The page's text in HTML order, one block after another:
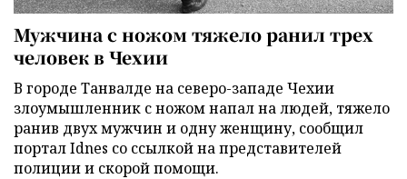
Мужчина с ножом тяжело ранил трех
человек в Чехии
В городе Танвалде на северо-западе Чехии
злоумышленник с ножом напал на людей, тяжело
ранив двух мужчин и одну женщину, сообщил
портал Idnes со ссылкой на представителей
полиции и скорой помощи.